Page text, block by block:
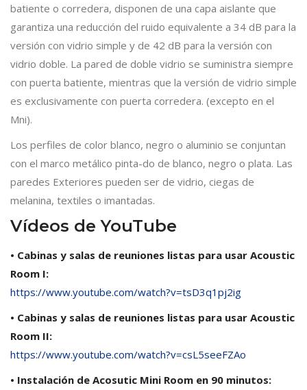
batiente o corredera, disponen de una capa aislante que
garantiza una reducción del ruido equivalente a 34 dB para la
versión con vidrio simple y de 42 dB para la versión con
vidrio doble. La pared de doble vidrio se suministra siempre
con puerta batiente, mientras que la versión de vidrio simple
es exclusivamente con puerta corredera. (excepto en el
Mni).
Los perfiles de color blanco, negro o aluminio se conjuntan
con el marco metálico pinta-do de blanco, negro o plata. Las
paredes Exteriores pueden ser de vidrio, ciegas de
melanina, textiles o imantadas.
Vídeos de YouTube
• Cabinas y salas de reuniones listas para usar Acoustic
Room I:
https://www.youtube.com/watch?v=tsD3q1pj2ig
• Cabinas y salas de reuniones listas para usar Acoustic
Room II:
https://www.youtube.com/watch?v=csL5seeFZAo
• Instalación de Acosutic Mini Room en 90 minutos: